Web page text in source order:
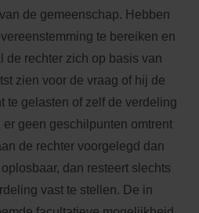
de gemeenschap. Hebben
te bereiken en
de rechter zich op basis van
zien voor de vraag of hij de
te gelasten of zelf de verdeling
geen geschilpunten omtrent
de rechter voorgelegd dan
dan resteert slechts
vast te stellen. De in